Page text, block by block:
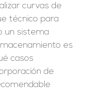
curvas de
técnico para
un sistema
es
casos
de